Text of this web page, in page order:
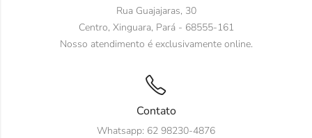
Rua Guajajaras, 30
Centro, Xinguara, Pará - 68555-161
Nosso atendimento é exclusivamente online.
Contato
Whatsapp: 62 98230-4876